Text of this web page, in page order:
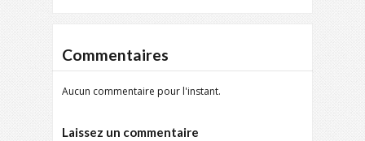
Commentaires
Aucun commentaire pour l'instant.
Laissez un commentaire